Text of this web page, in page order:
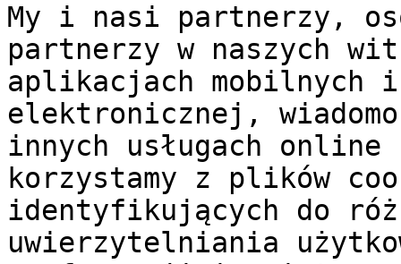
My i nasi partnerzy,
partnerzy w naszych
aplikacjach mobilnych
elektronicznej,
innych usługach online
korzystamy z plików
identyfikujących do
uwierzytelniania